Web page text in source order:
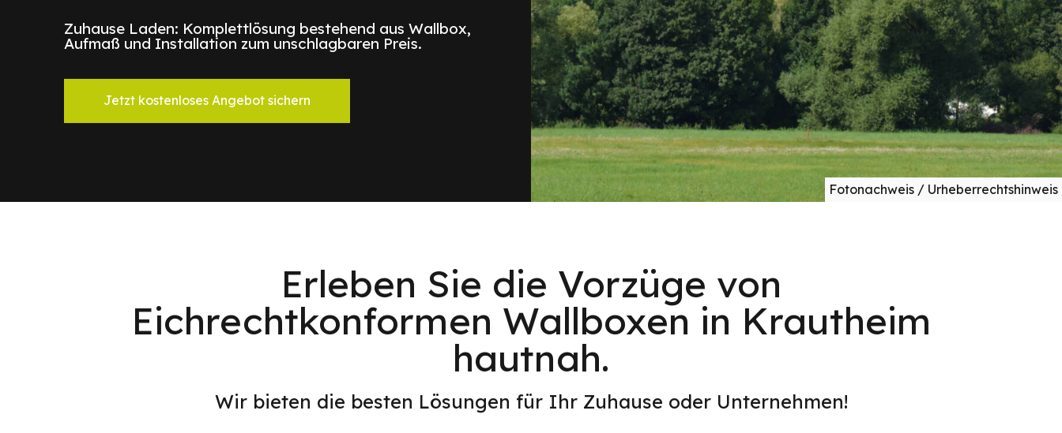
Zuhause Laden: Komplettlösung bestehend aus Wallbox,
Aufmaß und Installation zum unschlagbaren Preis.
Jetzt kostenloses Angebot sichern
Fotonachweis / Urheberrechtshinweis
Erleben Sie die Vorzüge von
Eichrechtkonformen Wallboxen in Krautheim
hautnah.
Wir bieten die besten Lösungen für Ihr Zuhause oder Unternehmen!